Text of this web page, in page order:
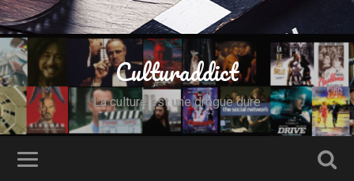
Culturaddict
La culture est une drogue dure